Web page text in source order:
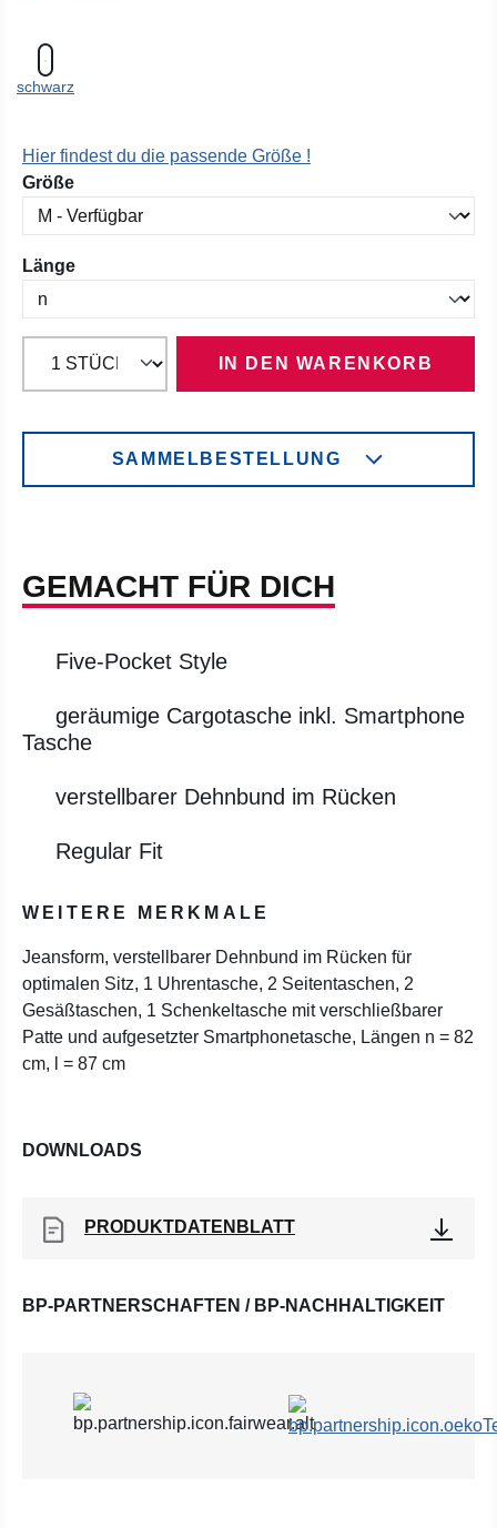
schwarz
Hier findest du die passende Größe !
Größeauswählen
Längeauswählen
IN DEN WARENKORB
SAMMELBESTELLUNG
GEMACHT FÜR DICH
Five-Pocket Style
geräumige Cargotasche inkl. Smartphone
Tasche
verstellbarer Dehnbund im Rücken
Regular Fit
WEITERE MERKMALE
Jeansform, verstellbarer Dehnbund im Rücken für
optimalen Sitz, 1 Uhrentasche, 2 Seitentaschen, 2
Gesäßtaschen, 1 Schenkeltasche mit verschließbarer
Patte und aufgesetzter Smartphonetasche, Längen n = 82
cm, l = 87 cm
DOWNLOADS
PRODUKTDATENBLATT
BP-PARTNERSCHAFTEN / BP-NACHHALTIGKEIT